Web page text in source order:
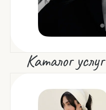
Каталог услуг